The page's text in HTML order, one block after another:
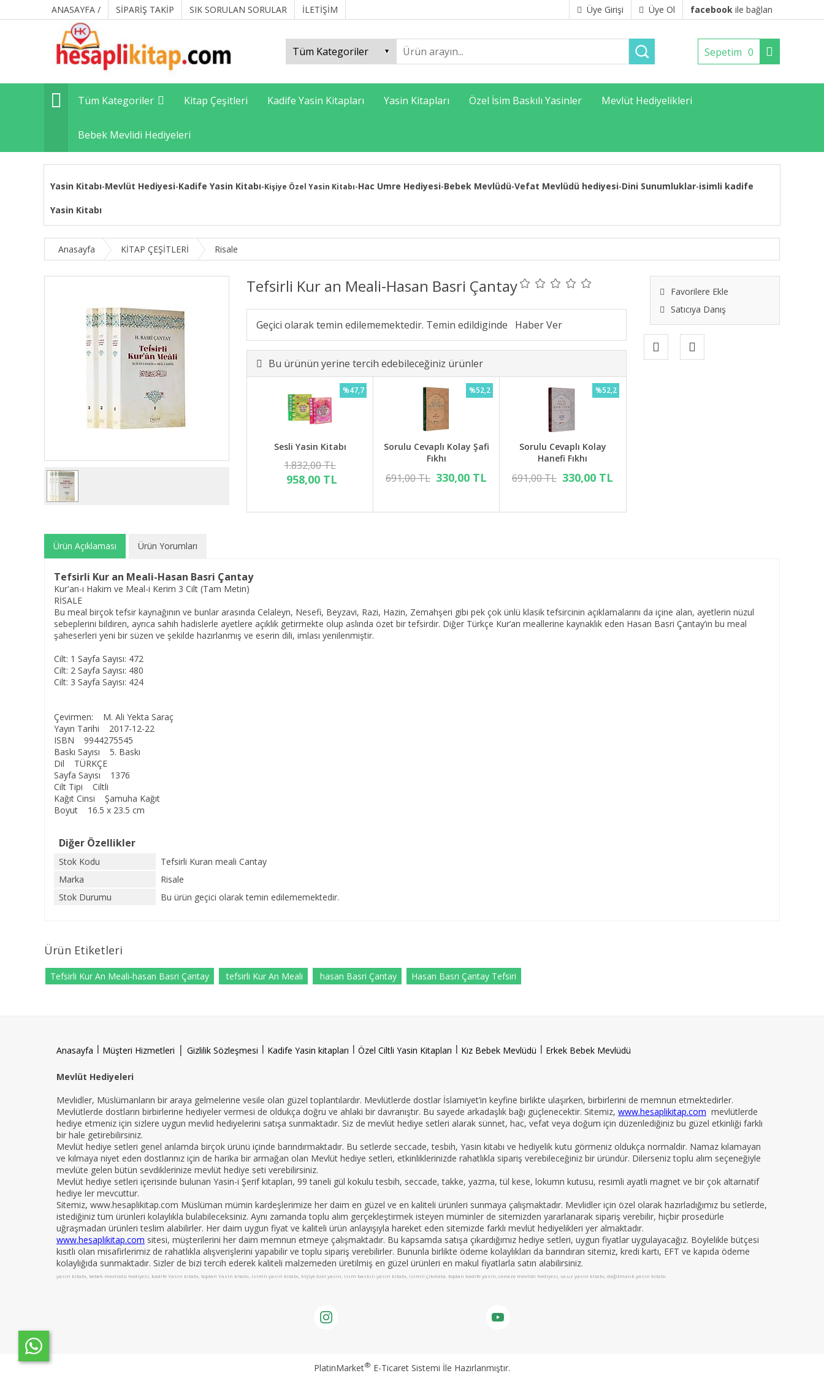
ANASAYFA / SİPARİŞ TAKİP SIK SORULAN SORULAR İLETİŞİM Üye Girişi Üye Ol facebook ile bağlan
Sepetim 0
Tüm Kategoriler Kitap Çeşitleri Kadife Yasin Kitapları Yasin Kitapları Özel İsim Baskılı Yasinler Mevlüt Hediyelikleri
Bebek Mevlidi Hediyeleri
Yasin Kitabı-Mevlüt Hediyesi-Kadife Yasin Kitabı-Kişiye Özel Yasin Kitabı-Hac Umre Hediyesi-Bebek Mevlüdü-Vefat Mevlüdü hediyesi-Dini Sunumluklar-isimli kadife
Yasin Kitabı
Anasayfa KİTAP ÇEŞİTLERİ Risale
Tefsirli Kur an Meali-Hasan Basri Çantay
Favorilere Ekle
Satıcıya Danış
Geçici olarak temin edilememektedir. Temin edildiginde
Bu ürünün yerine tercih edebileceğiniz ürünler
Sesli Yasin Kitabı
1.832,00 TL
958,00 TL
%47,7
Sorulu Cevaplı Kolay Şafi
Fıkhı
691,00 TL 330,00 TL
%52,2
Sorulu Cevaplı Kolay
Hanefi Fıkhı
691,00 TL 330,00 TL
%52,2
Ürün Açıklaması Ürün Yorumları
Tefsirli Kur an Meali-Hasan Basri Çantay
Kur'an-ı Hakim ve Meal-i Kerim 3 Cilt (Tam Metin)
RİSALE
Bu meal birçok tefsir kaynağının ve bunlar arasında Celaleyn, Nesefi, Beyzavi, Razi, Hazin, Zemahşeri gibi pek çok ünlü klasik tefsircinin açıklamalarını da içine alan, ayetlerin nüzul
sebeplerini bildiren, ayrıca sahih hadislerle ayetlere açıklık getirmekte olup aslında özet bir tefsirdir. Diğer Türkçe Kur’an meallerine kaynaklık eden Hasan Basri Çantay’ın bu meal
şaheserleri yeni bir süzen ve şekilde hazırlanmış ve eserin dili, imlası yenilenmiştir.
Cilt: 1 Sayfa Sayısı: 472
Cilt: 2 Sayfa Sayısı: 480
Cilt: 3 Sayfa Sayısı: 424
Çevirmen: M. Ali Yekta Saraç
Yayın Tarihi 2017-12-22
ISBN 9944275545
Baskı Sayısı 5. Baskı
Dil TÜRKÇE
Sayfa Sayısı 1376
Cilt Tipi Ciltli
Kağıt Cinsi Şamuha Kağıt
Boyut 16.5 x 23.5 cm
Diğer Özellikler
Stok Kodu
Tefsirli Kuran meali Cantay
Marka
Risale
Stok Durumu
Bu ürün geçici olarak temin edilememektedir.
Ürün Etiketleri
Tefsirli Kur An Meali-hasan Basri Çantay tefsirli Kur An Meali hasan Basri Çantay Hasan Basri Çantay Tefsiri
Anasayfa l Müşteri Hizmetleri | Gizlilik Sözleşmesi l Kadife Yasin kitapları l Özel Ciltli Yasin Kitapları l Kız Bebek Mevlüdü l Erkek Bebek Mevlüdü
Mevlüt Hediyeleri
Mevlidler, Müslümanların bir araya gelmelerine vesile olan güzel toplantılardır. Mevlütlerde dostlar İslamiyet’in keyfine birlikte ulaşırken, birbirlerini de memnun etmektedirler.
Mevlütlerde dostların birbirlerine hediyeler vermesi de oldukça doğru ve ahlaki bir davranıştır. Bu sayede arkadaşlık bağı güçlenecektir. Sitemiz, www.hesaplikitap.com mevlütlerde
hediye etmeniz için sizlere uygun mevlid hediyelerini satışa sunmaktadır. Siz de mevlüt hediye setleri alarak sünnet, hac, vefat veya doğum için düzenlediğiniz bu güzel etkinliği farklı
bir hale getirebilirsiniz.
Mevlüt hediye setleri genel anlamda birçok ürünü içinde barındırmaktadır. Bu setlerde seccade, tesbih, Yasin kitabı ve hediyelik kutu görmeniz oldukça normaldir. Namaz kılamayan
ve kılmaya niyet eden dostlarınız için de harika bir armağan olan Mevlüt hediye setleri, etkinliklerinizde rahatlıkla sipariş verebileceğiniz bir üründür. Dilerseniz toplu alım seçeneğiyle
mevlüte gelen bütün sevdiklerinize mevlüt hediye seti verebilirsiniz.
Mevlüt hediye setleri içerisinde bulunan Yasin-i Şerif kitapları, 99 taneli gül kokulu tesbih, seccade, takke, yazma, tül kese, lokumn kutusu, resimli ayatli magnet ve bir çok altarnatif
hediye ler mevcuttur.
Sitemiz, www.hesaplikitap.com Müslüman mümin kardeşlerimize her daim en güzel ve en kaliteli ürünleri sunmaya çalışmaktadır. Mevlidler için özel olarak hazırladığımız bu setlerde,
istediğiniz tüm ürünleri kolaylıkla bulabileceksiniz. Aynı zamanda toplu alım gerçekleştirmek isteyen müminler de sitemizden yararlanarak sipariş verebilir, hiçbir prosedürle
uğraşmadan ürünleri teslim alabilirler. Her daim uygun fiyat ve kaliteli ürün anlayışıyla hareket eden sitemizde farklı mevlüt hediyelikleri yer almaktadır.
www.hesaplikitap.com sitesi, müşterilerini her daim memnun etmeye çalışmaktadır. Bu kapsamda satışa çıkardığımız hediye setleri, uygun fiyatlar uygulayacağız. Böylelikle bütçesi
kısıtlı olan misafirlerimiz de rahatlıkla alışverişlerini yapabilir ve toplu sipariş verebilirler. Bununla birlikte ödeme kolaylıkları da barındıran sitemiz, kredi kartı, EFT ve kapıda ödeme
kolaylığıda sunmaktadır. Sizler de bizi tercih ederek kaliteli malzemeden üretilmiş en güzel ürünleri en makul fiyatlarla satın alabilirsiniz.
yasin kitabı, bebek mevlüdü hediyesi, kadife Yasin kitabı, toptan Yasin kitabı, isimli yasin kitabı, kişiye özel yasin, isim baskılı yasin kitabı, isimli çikolata, toptan kadife yasin, cenaze mevlidi hediyesi, ucuz yasin kitabı, dağıtmalık yasin kitabı
PlatinMarket® E-Ticaret Sistemi İle Hazırlanmıştır.